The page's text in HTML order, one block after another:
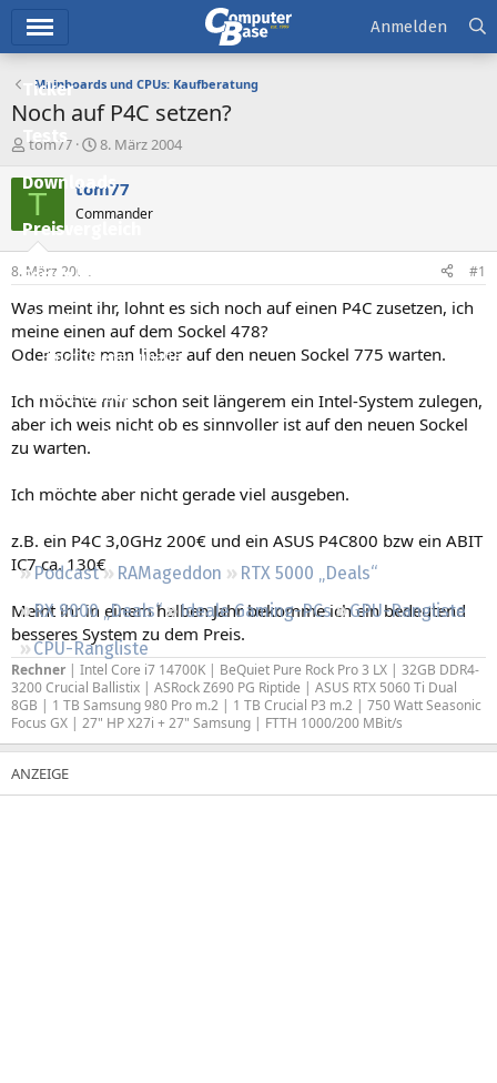
Ticker
Tests
Downloads
Preisvergleich
Forum
Aktuelles
Empfohlene Inhalte
Neue Beiträge
Neueste Aktivitäten
Podcast RAMageddon
RTX 5000 „Deals“
RX 9000 „Deals“
Ideale Gaming-PCs
GPU-Rangliste
CPU-Rangliste
Anmelden
Mainboards und CPUs: Kaufberatung
Noch auf P4C setzen?
E
s
e
l
e
r
tom77
E
s
e
t
a
8. März 2004
T tom77
Commander
8. März 2004 #1
Was meint ihr, lohnt es sich noch auf einen P4C zusetzen, ich
meine einen auf dem Sockel 478?
Oder sollte man lieber auf den neuen Sockel 775 warten.
Ich möchte mir schon seit längerem ein Intel-System zulegen,
aber ich weis nicht ob es sinnvoller ist auf den neuen Sockel
zu warten.
Ich möchte aber nicht gerade viel ausgeben.
z.B. ein P4C 3,0GHz 200€ und ein ASUS P4C800 bzw ein ABIT
IC7 ca. 130€
Meint ihr in einem halben Jahr bekomme ich ein bedeutend
besseres System zu dem Preis.
Rechner | Intel Core i7 14700K | BeQuiet Pure Rock Pro 3 LX | 32GB DDR4-
3200 Crucial Ballistix | ASRock Z690 PG Riptide | ASUS RTX 5060 Ti Dual
8GB | 1 TB Samsung 980 Pro m.2 | 1 TB Crucial P3 m.2 | 750 Watt Seasonic
Focus GX | 27" HP X27i + 27" Samsung | FTTH 1000/200 MBit/s